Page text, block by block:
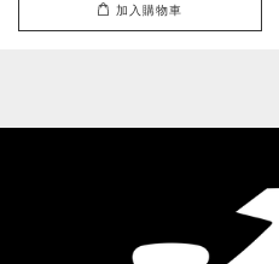
加入購物車